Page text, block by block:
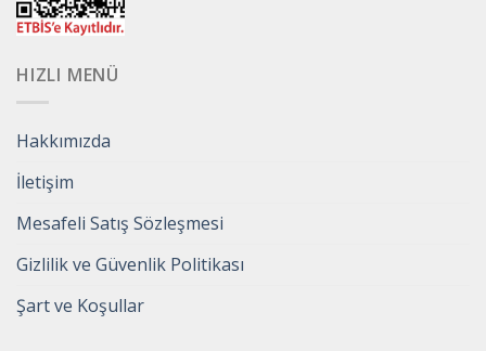
HIZLI MENÜ
Hakkımızda
İletişim
Mesafeli Satış Sözleşmesi
Gizlilik ve Güvenlik Politikası
Şart ve Koşullar